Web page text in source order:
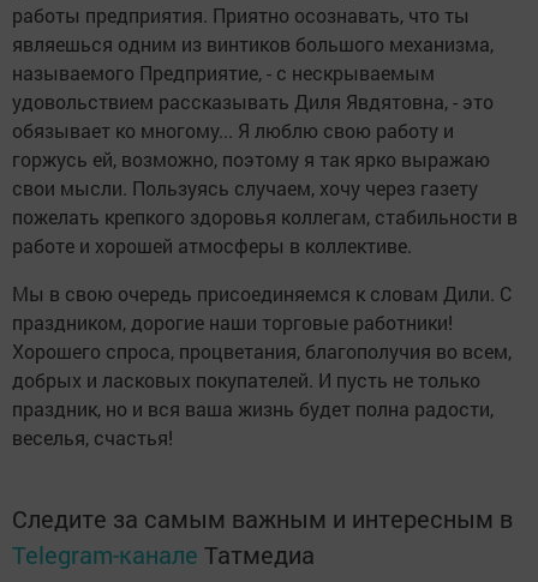
работы предприятия. Приятно осознавать, что ты
являешься одним из винтиков большого механизма,
называемого Предприятие, - с нескрываемым
удовольствием рассказывать Диля Явдятовна, - это
обязывает ко многому... Я люблю свою работу и
горжусь ей, возможно, поэтому я так ярко выражаю
свои мысли. Пользуясь случаем, хочу через газету
пожелать крепкого здоровья коллегам, стабильности в
работе и хорошей атмосферы в коллективе.
Мы в свою очередь присоединяемся к словам Дили. С
праздником, дорогие наши торговые работники!
Хорошего спроса, процветания, благополучия во всем,
добрых и ласковых покупателей. И пусть не только
праздник, но и вся ваша жизнь будет полна радости,
веселья, счастья!
Следите за самым важным и интересным в
Telegram-канале Татмедиа